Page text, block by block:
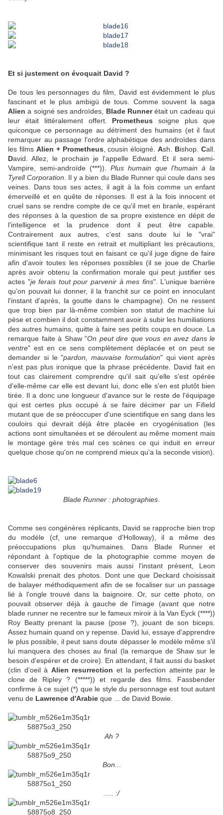
Et si justement on évoquait David ?
De tous les personnages du film, David est évidemment le plus
fascinant et le plus ambigü de tous. Comme souvent la saga
Alien a soigné ses androïdes, Blade Runnerétait un cadeau qui
leur était littéralement offert. Prometheus soigne plus que
quiconque ce personnage au détriment des humains (et il faut
remarquer au passage l'ordre alphabétique des androïdes dans
les films Alien + Prometheus , cousin éloigné.Ash. Bishop.Call.
David. Allez, le prochain je l'appelle Edward. Et il sera semi-
Vampire, semi-androïde (***)).
Plus humain que l'humain à la
Tyrell Corporation . Il y a bien du Blade Runner qui coule dans ses
veines. Dans tous ses actes, il agit à la fois comme un enfant
émerveillé et en quête de réponses. Il est à la fois innocent et
cruel sans se rendre compte de ce qu'il met en branle, espérant
des réponses à la question de sa propre existence en dépit de
l'intelligence et la prudence dont il peut être capable.
Contrairement aux autres, c'est sans doute lui le "vrai"
scientifique tant il reste en retrait et multipliant les précautions,
minimisant les risques tout en faisant ce qu'il juge digne de faire
afin d'avoir toutes les réponses possibles (il se joue de Charlie
après avoir obtenu la confirmation morale qui peut justifier ses
actes "je ferais tout pour parvenir à mes fins". L'unique barrière
qu'on pouvait lui donner, il la franchit sur ce point en innoculant
l'instant d'après, la goutte dans le champagne). On ne ressent
que trop bien par là-même combien son statut de machine lui
pèse et combien il doit constamment avoir à subir les humiliations
des autres humains, quitte à faire ses petits coups en douce. La
remarque faite à Shaw "On peut dire que vous en avez dans le
ventre" est en ce sens complètement déplacée et on peut se
demander si le "pardon, mauvaise formulation" qui vient après
n'est pas plus ironique que la phrase précédente. David fait en
tout cas clairement comprendre qu'il sait qu'elle s'est opérée
d'elle-même car elle est devant lui, donc elle s'en est plutôt bien
tirée. Il a donc une longueur d'avance sur le reste de l'équipage
qui est certes plus occupé à se faire décimer par un Fifield
mutant que de se préoccuper d'une scientifique en sang dans les
couloirs qui devrait déjà être placée en cryogénisation (les
actions sont simultanées et se déroulent au même moment mais
le montage gère très mal ces scènes ce qui induit en erreur
quelque chose qu'on ne comprend mieux qu'a la seconde vision).
Blade Runner : photographies
Comme ses congénères réplicants, David se rapproche bien trop
du modèle (cf, une remarque d'Holloway), il a même des
préoccupations plus qu'humaines. Dans Blade Runner et
répondant à l'optique de la photographie comme moyen de
conserver des souvenirs mais aussi l'instant présent, Leon
Kowalski prenait des photos. Dont une que Deckard choisissait
de balayer méthodiquement afin de se focaliser sur un passage
lié à l'ongle trouvé dans la baignoire. Or, sur cette photo, on
pouvait observer déjà à gauche de l'image (avant que notre
blade runner ne recentre sur le fameux miroir à la Van Eyck (****))
Roy Beatty prenant la pause (pose ?), jouant de son biceps.
Assez humain quand on y repense. David lui, essaye d'apprendre
le plus possible, il peut sans doute dépasser le modèle même s'il
lui manquera des choses au final (la remarque de Shaw sur le
besoin d'espérer et de croire). En attendant, il fait aussi du basket
(clin d'oeil à Alien resurrection et la perfection atteinte par le
clone de Ripley ? (*****)) et regarde des films. Fassbender
confirme à ce sujet (*) que le style du personnage est tout autant
venu de Lawrence d'Arabie que ... de David Bowie.
Ah ?
Bon..
..... :/